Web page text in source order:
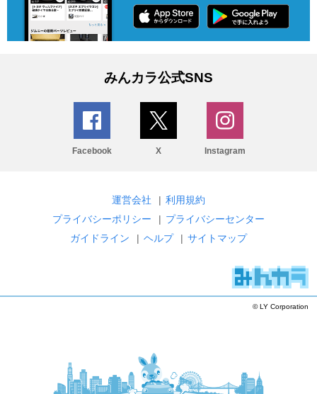
みんカラ公式SNS
Facebook X Instagram
運営会社 | 利用規約
プライバシーポリシー
| プライバシーセンター
ガイドライン
| ヘルプ | サイトマップ
© LY Corporation